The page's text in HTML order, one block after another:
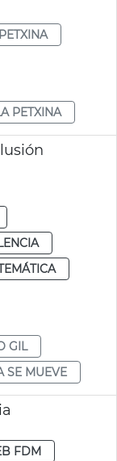
PETXINA
GIL
SE MUEVE
FDM